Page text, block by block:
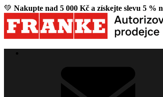
💚 Nakupte nad 5 000 Kč a získejte slevu 5 %